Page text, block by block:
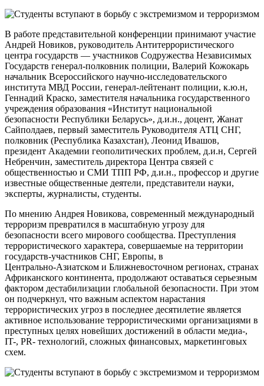
В работе представительной конференции принимают участие
Андрей Новиков, руководитель Антитеррористического
центра государств — участников Содружества Независимых
Государств генерал-полковник полиции, Валерий Кожокарь
начальник Всероссийского научно-исследовательского
института МВД России, генерал-лейтенант полиции, к.ю.н,
Геннадий Краско, заместителя начальника государственного
учреждения образования «Институт национальной
безопасности Республики Беларусь», д.и.н., доцент, Жанат
Сайполдаев, первый заместитель Руководителя АТЦ СНГ,
полковник (Республика Казахстан), Леонид Ивашов,
президент Академии геополитических проблем, д.и.н, Сергей
Небренчин, заместитель директора Центра связей с
общественностью и СМИ ТПП РФ, д.и.н., профессор и другие
известные общественные деятели, представители науки,
эксперты, журналисты, студенты.
По мнению Андрея Новикова, современный международный
терроризм превратился в масштабную угрозу для
безопасности всего мирового сообщества. Преступления
террористического характера, совершаемые на территории
государств-участников СНГ, Европы, в
Центрально-Азиатском и Ближневосточном регионах, странах
Африканского континента, продолжают оставаться серьезным
фактором дестабилизации глобальной безопасности. При этом
он подчеркнул, что важным аспектом нарастания
террористических угроз в последнее десятилетие является
активное использование террористическими организациями в
преступных целях новейших достижений в области медиа-,
IT-, PR- технологий, сложных финансовых, маркетинговых
схем.